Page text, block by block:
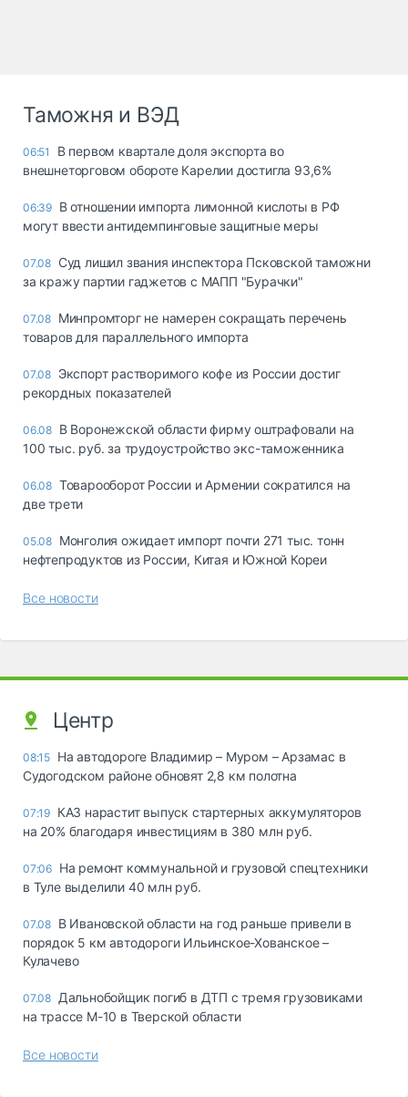
Таможня и ВЭД
06:51
В первом квартале доля экспорта во
внешнеторговом обороте Карелии достигла 93,6%
06:39 В отношении импорта лимонной кислоты в РФ
могут ввести антидемпинговые защитные меры
07.08 Суд лишил звания инспектора Псковской таможни
за кражу партии гаджетов с МАПП "Бурачки"
07.08 Минпромторг не намерен сокращать перечень
товаров для параллельного импорта
07.08 Экспорт растворимого кофе из России достиг
рекордных показателей
06.08 В Воронежской области фирму оштрафовали на
100 тыс. руб. за трудоустройство экс-таможенника
06.08 Товарооборот России и Армении сократился на
две трети
05.08 Монголия ожидает импорт почти 271 тыс. тонн
нефтепродуктов из России, Китая и Южной Кореи
Все новости
Центр
08:15 На автодороге Владимир – Муром – Арзамас в
Судогодском районе обновят 2,8 км полотна
07:19 КАЗ нарастит выпуск стартерных аккумуляторов
на 20% благодаря инвестициям в 380 млн руб.
07:06 На ремонт коммунальной и грузовой спецтехники
в Туле выделили 40 млн руб.
07.08 В Ивановской области на год раньше привели в
порядок 5 км автодороги Ильинское-Хованское –
Кулачево
07.08 Дальнобойщик погиб в ДТП с тремя грузовиками
на трассе М-10 в Тверской области
Все новости